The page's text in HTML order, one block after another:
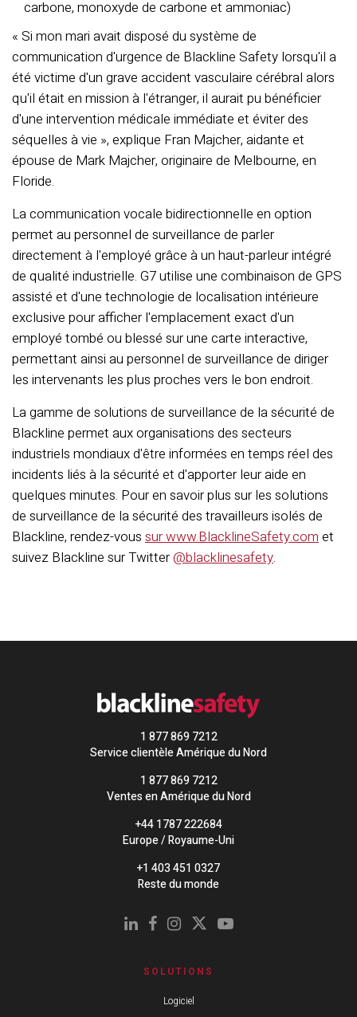
carbone, monoxyde de carbone et ammoniac)
« Si mon mari avait disposé du système de
communication d'urgence de Blackline Safety lorsqu'il a
été victime d'un grave accident vasculaire cérébral alors
qu'il était en mission à l'étranger, il aurait pu bénéficier
d'une intervention médicale immédiate et éviter des
séquelles à vie », explique Fran Majcher, aidante et
épouse de Mark Majcher, originaire de Melbourne, en
Floride.
La communication vocale bidirectionnelle en option
permet au personnel de surveillance de parler
directement à l'employé grâce à un haut-parleur intégré
de qualité industrielle. G7 utilise une combinaison de GPS
assisté et d'une technologie de localisation intérieure
exclusive pour afficher l'emplacement exact d'un
employé tombé ou blessé sur une carte interactive,
permettant ainsi au personnel de surveillance de diriger
les intervenants les plus proches vers le bon endroit.
La gamme de solutions de surveillance de la sécurité de
Blackline permet aux organisations des secteurs
industriels mondiaux d'être informées en temps réel des
incidents liés à la sécurité et d'apporter leur aide en
quelques minutes. Pour en savoir plus sur les solutions
de surveillance de la sécurité des travailleurs isolés de
Blackline, rendez-vous sur www.BlacklineSafety.comet
suivez Blackline sur Twitter@blacklinesafety.
1 877 869 7212
Service clientèle Amérique du Nord
1 877 869 7212
Ventes en Amérique du Nord
+44 1787 222684
Europe / Royaume-Uni
+1 403 451 0327
Reste du monde
SOLUTIONS
Logiciel